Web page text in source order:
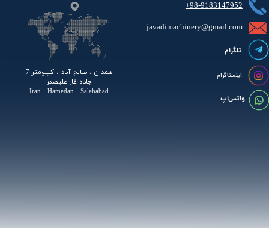
+98-9183147952
همدان ، صالح آباد ، کیلومتر 7
جاده غار علیصدر
Iran , Hamedan , Salehabad
اینستاگرام
javadimachinery@gmail.com​​​​​​​​
تلگرام
واتس اپ